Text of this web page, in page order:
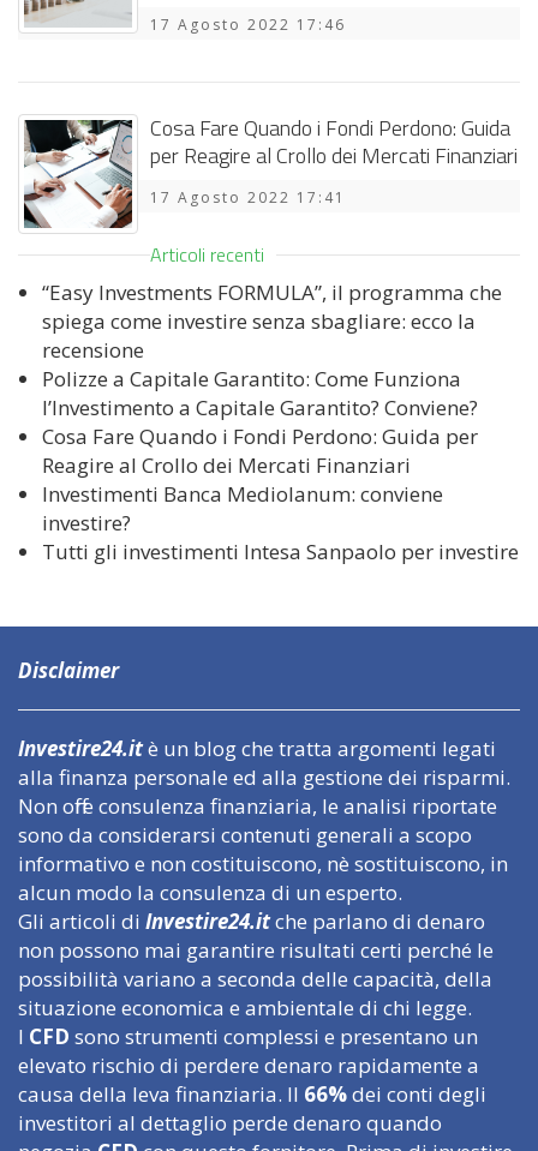
17 Agosto 2022 17:46
Cosa Fare Quando i Fondi Perdono: Guida
per Reagire al Crollo dei Mercati Finanziari
17 Agosto 2022 17:41
Articoli recenti
“Easy Investments FORMULA”, il programma che
spiega come investire senza sbagliare: ecco la
recensione
Polizze a Capitale Garantito: Come Funziona
l’Investimento a Capitale Garantito? Conviene?
Cosa Fare Quando i Fondi Perdono: Guida per
Reagire al Crollo dei Mercati Finanziari
Investimenti Banca Mediolanum: conviene
investire?
Tutti gli investimenti Intesa Sanpaolo per investire
Disclaimer
Investire24.itè un blog che tratta argomenti legati
alla finanza personale ed alla gestione dei risparmi.
Non offre consulenza finanziaria, le analisi riportate
sono da considerarsi contenuti generali a scopo
informativo e non costituiscono, nè sostituiscono, in
alcun modo la consulenza di un esperto.
Gli articoli di Investire24.itche parlano di denaro
non possono mai garantire risultati certi perché le
possibilità variano a seconda delle capacità, della
situazione economica e ambientale di chi legge.
I CFD sono strumenti complessi e presentano un
elevato rischio di perdere denaro rapidamente a
causa della leva finanziaria. Il 66%dei conti degli
investitori al dettaglio perde denaro quando